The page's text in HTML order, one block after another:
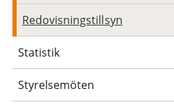
Redovisningstillsyn
Statistik
Styrelsemöten